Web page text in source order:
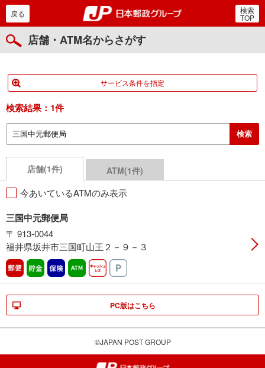
郵便局・日本郵政グルー
戻る 検索
TOP
店舗・ATM名からさがす
サービス条件を指定
検索結果： 1件
店舗(1件) ATM(1件)
今あいているATMのみ表示
三国中元郵便局
〒 913-0044
福井県坂井市三国町山王２－９－３
郵便 貯金 保険 ATM営業中キャッシュレス
PC版はこちら
©JAPAN POST GROUP